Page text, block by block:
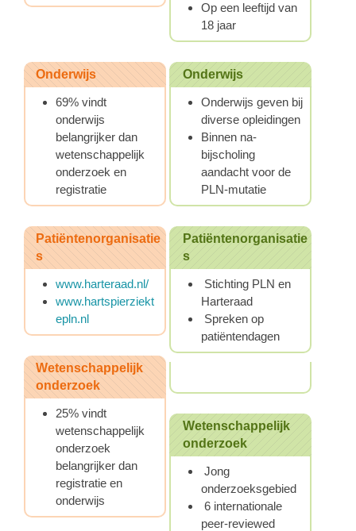
Op een leeftijd van
18 jaar
Onderwijs
69% vindt
onderwijs
belangrijker dan
wetenschappelijk
onderzoek en
registratie
Patiëntenorganisatie
s
www.harteraad.nl/
www.hartspierziekt
epln.nl
Wetenschappelijk
onderzoek
25% vindt
wetenschappelijk
onderzoek
belangrijker dan
registratie en
onderwijs
Onderwijs
Onderwijs geven bij
diverse opleidingen
Binnen na-
bijscholing
aandacht voor de
PLN-mutatie
Patiëntenorganisatie
s
Stichting PLN en
Harteraad
Spreken op
patiëntendagen
Wetenschappelijk
onderzoek
Jong
onderzoeksgebied
6 internationale
peer-reviewed